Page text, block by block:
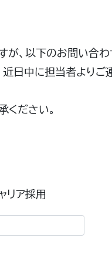
が、以下のお問い合わ
近日中に担当者より
ください。
リア採用